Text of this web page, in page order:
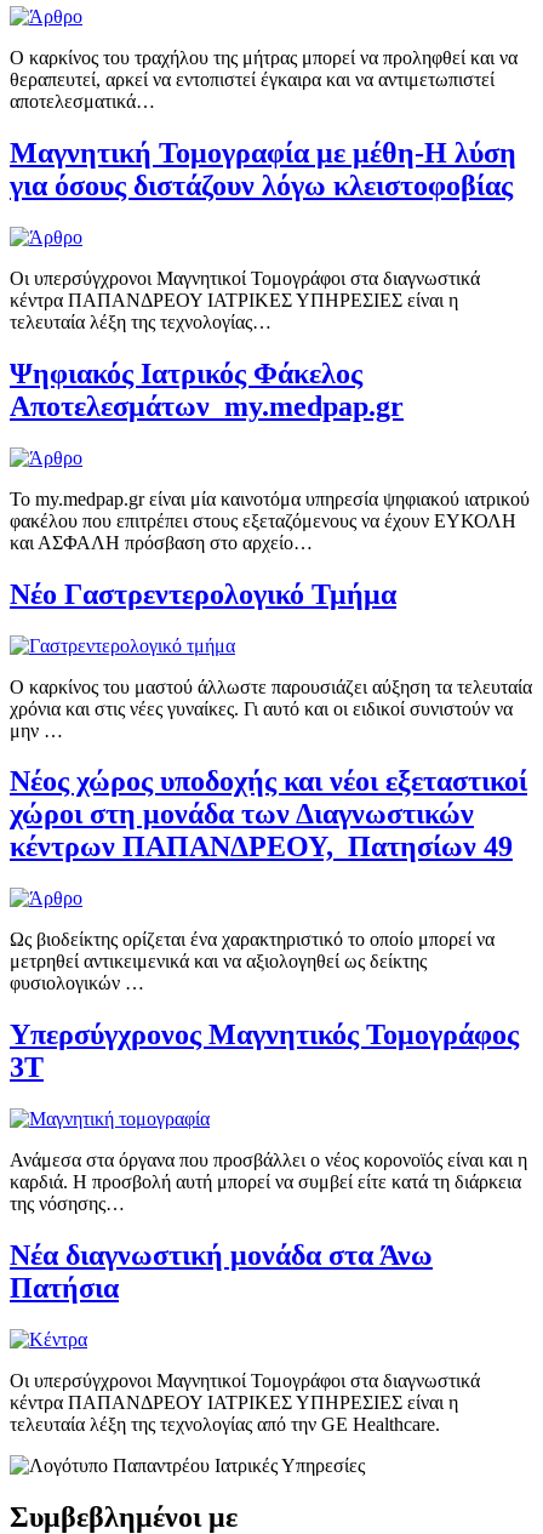
Ο καρκίνος του τραχήλου της μήτρας μπορεί να προληφθεί και να
θεραπευτεί, αρκεί να εντοπιστεί έγκαιρα και να αντιμετωπιστεί
αποτελεσματικά…
Μαγνητική Τομογραφία με μέθη-Η λύση
για όσους διστάζουν λόγω κλειστοφοβίας
Οι υπερσύγχρονοι Μαγνητικοί Τομογράφοι στα διαγνωστικά
κέντρα ΠΑΠΑΝΔΡΕΟΥ ΙΑΤΡΙΚΕΣ ΥΠΗΡΕΣΙΕΣ είναι η
τελευταία λέξη της τεχνολογίας…
Ψηφιακός Ιατρικός Φάκελος
Αποτελεσμάτων my.medpap.gr
Το my.medpap.gr είναι μία καινοτόμα υπηρεσία ψηφιακού ιατρικού
φακέλου που επιτρέπει στους εξεταζόμενους να έχουν ΕΥΚΟΛΗ
και ΑΣΦΑΛΗ πρόσβαση στο αρχείο…
Νέο Γαστρεντερολογικό Τμήμα
Ο καρκίνος του μαστού άλλωστε παρουσιάζει αύξηση τα τελευταία
χρόνια και στις νέες γυναίκες. Γι αυτό και οι ειδικοί συνιστούν να
μην …
Νέος χώρος υποδοχής και νέοι εξεταστικοί
χώροι στη μονάδα των Διαγνωστικών
κέντρων ΠΑΠΑΝΔΡΕΟΥ, Πατησίων 49
Ως βιοδείκτης ορίζεται ένα χαρακτηριστικό το οποίο μπορεί να
μετρηθεί αντικειμενικά και να αξιολογηθεί ως δείκτης
φυσιολογικών …
Υπερσύγχρονος Μαγνητικός Τομογράφος
3Τ
Ανάμεσα στα όργανα που προσβάλλει ο νέος κορονοϊός είναι και η
καρδιά. Η προσβολή αυτή μπορεί να συμβεί είτε κατά τη διάρκεια
της νόσησης…
Νέα διαγνωστική μονάδα στα Άνω
Πατήσια
Οι υπερσύγχρονοι Μαγνητικοί Τομογράφοι στα διαγνωστικά
κέντρα ΠΑΠΑΝΔΡΕΟΥ ΙΑΤΡΙΚΕΣ ΥΠΗΡΕΣΙΕΣ είναι η
τελευταία λέξη της τεχνολογίας από την GE Healthcare.
Συμβεβλημένοι με